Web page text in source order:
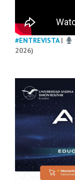
#ENTREVISTA|
2026)